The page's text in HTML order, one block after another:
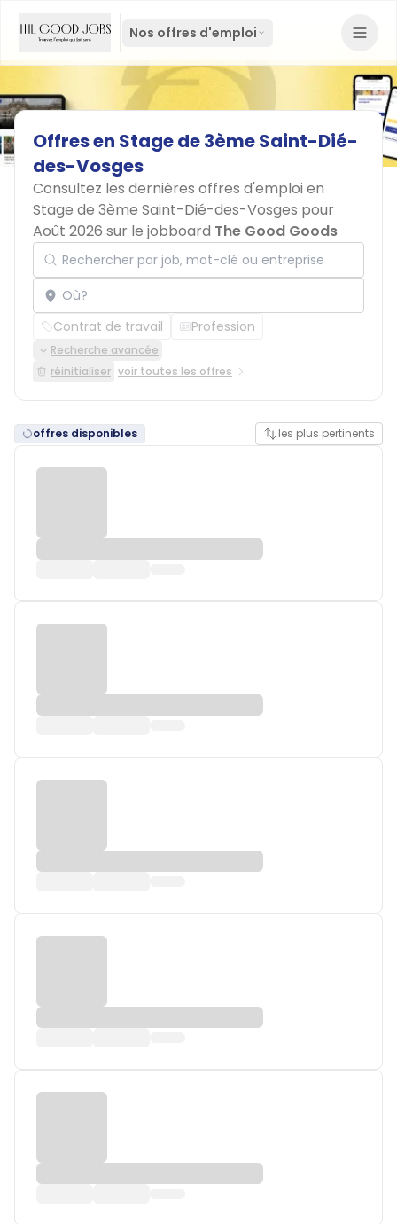
Nos offres d'emploi
Offresen Stagede3èmeSaint-Dié-
des-Vosges
Consultez les dernières offres d'emploi en
Stage de 3ème Saint-Dié-des-Vosges pour
Août 2026 sur le jobboard The Good Goods
Rechercher par job, mot-clé ou entreprise
Localisation
Contrat de travail Profession
Recherche avancée
réinitialiser voir toutes les offres
offres disponibles les plus pertinents